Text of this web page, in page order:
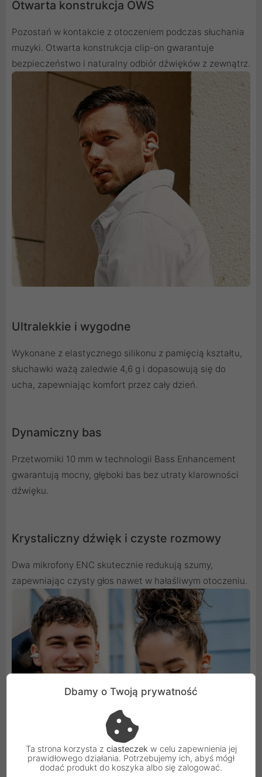
Otwarta konstrukcja OWS
Pozostań w kontakcie z otoczeniem podczas słuchania
muzyki. Otwarta konstrukcja clip-on gwarantuje
bezpieczeństwo i naturalny odbiór dźwięków z zewnątrz.
Ultralekkie i wygodne
Wykonane z elastycznego silikonu z pamięcią kształtu,
słuchawki ważą zaledwie 4,6 g i dopasowują się do
ucha, zapewniając komfort przez cały dzień.
Dynamiczny bas
Przetworniki 10 mm w technologii Bass Enhancement
gwarantują mocny, głęboki bas bez utraty klarowności
dźwięku.
Krystaliczny dźwięk i czyste rozmowy
Dwa mikrofony ENC skutecznie redukują szumy,
zapewniając czysty głos nawet w hałaśliwym otoczeniu.
Dbamy o Twoją prywatność
Ta strona korzysta z ciasteczek w celu zapewnienia jej
prawidłowego działania. Potrzebujemy ich, abyś mógł
dodać produkt do koszyka albo się zalogować.